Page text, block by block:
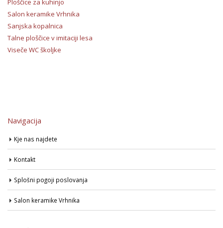
Ploščice za kuhinjo
Salon keramike Vrhnika
Sanjska kopalnica
Talne ploščice v imitaciji lesa
Viseče WC školjke
Navigacija
Kje nas najdete
Kontakt
Splošni pogoji poslovanja
Salon keramike Vrhnika